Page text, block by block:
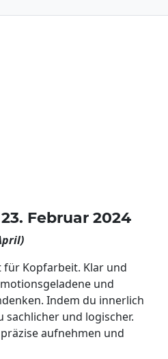
Februar 2024
für Kopfarbeit. Klar und
und
Indem du innerlich
und logischer.
aufnehmen und